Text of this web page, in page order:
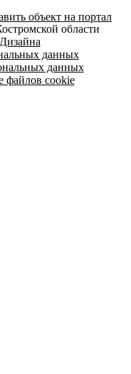
объект на портал
области
данных
данных
файлов cookie